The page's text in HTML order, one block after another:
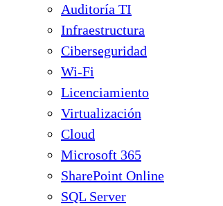
Auditoría TI
Infraestructura
Ciberseguridad
Wi-Fi
Licenciamiento
Virtualización
Cloud
Microsoft 365
SharePoint Online
SQL Server